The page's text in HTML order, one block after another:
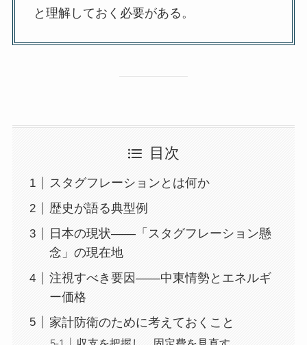
と理解しておく必要がある。
目次
スタグフレーションとは何か
歴史が語る典型例
日本の現状——「スタグフレーション懸
念」の現在地
注視すべき要因——中東情勢とエネルギ
ー価格
家計防衛のために考えておくこと